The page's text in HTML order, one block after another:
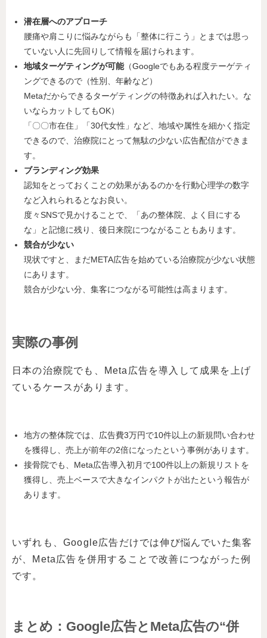
潜在層へのアプローチ
腰痛や肩こりに悩みながらも「整体に行こう」とまでは思っ
ていない人に先回りして情報を届けられます。
地域ターゲティングが可能（Googleでもある程度テーゲティ
ングできるので（性別、年齢など）
Metaだからできるターゲティングの特徴あれば入れたい。な
いならカットしてもOK）
「〇〇市在住」「30代女性」など、地域や属性を細かく指定
できるので、治療院にとって無駄の少ない広告配信ができま
す。
ブランディング効果
認知をとっておくことの効果があるのかを行動心理学の数字
など入れられるとなお良い。
度々SNSで見かけることで、「あの整体院、よく目にする
な」と記憶に残り、後日来院につながることもあります。
競合が少ない
現状ですと、まだMETA広告を始めている治療院が少ない状態
にあります。
競合が少ない分、集客につながる可能性は高まります。
実際の事例
日本の治療院でも、Meta広告を導入して成果を上げ
ているケースがあります。
地方の整体院では、広告費3万円で10件以上の新規問い合わせ
を獲得し、売上が前年の2倍になったという事例があります。
接骨院でも、Meta広告導入初月で100件以上の新規リストを
獲得し、売上ベースで大きなインパクトが出たという報告が
あります。
いずれも、Google広告だけでは伸び悩んでいた集客
が、Meta広告を併用することで改善につながった例
です。
まとめ：Google広告とMeta広告の“併